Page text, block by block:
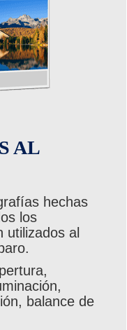
AL
hechas
los
utilizados al
balance de